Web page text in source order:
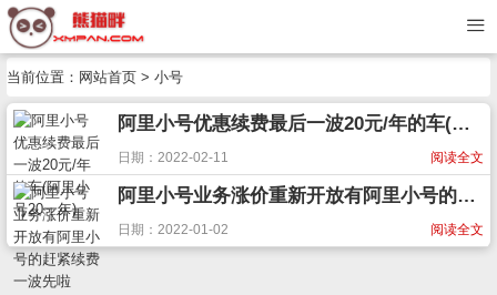
当前位置： 网站首页 > 小号
阿里小号优惠续费最后一波20元/年的车(阿里小号20一年)
阅读全文
日期：2022-02-11
阿里小号业务涨价重新开放有阿里小号的赶紧续费一波先啦
阅读全文
日期：2022-01-02